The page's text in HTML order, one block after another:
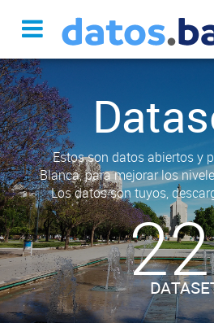
Estos son datos abiertos y
Blanca, para mejorar los
Los datos son tuyos,